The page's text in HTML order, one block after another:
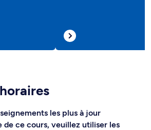
les plus à jour
ce cours, veuillez utiliser les